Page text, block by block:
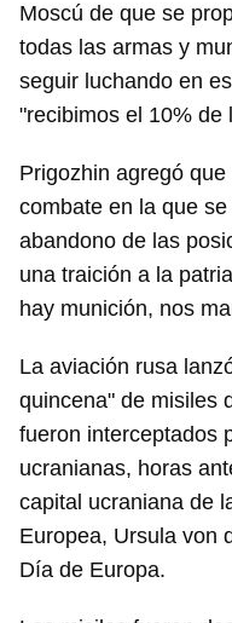
Moscú de que se
todas las armas y
seguir luchando en
"recibimos el 10% de
Prigozhin agregó
combate en la que
abandono de las
una traición a la
hay munición, nos
La aviación rusa
quincena" de misiles
fueron interceptados
ucranianas, horas
capital ucraniana de
Europea, Ursula von
Día de Europa.